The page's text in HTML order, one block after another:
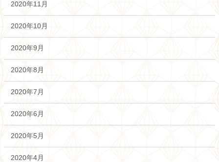
2020年11月
2020年10月
2020年9月
2020年8月
2020年7月
2020年6月
2020年5月
2020年4月